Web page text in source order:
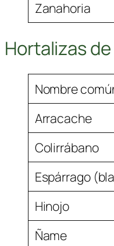
Zanahoria
Hortalizas
Nombre
Arracache
Colirrábano
Espárrago
Hinojo
Ñame